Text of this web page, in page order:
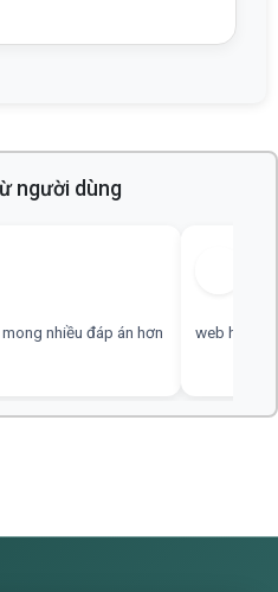
người dùng
nhiều đáp án hơn web hay,